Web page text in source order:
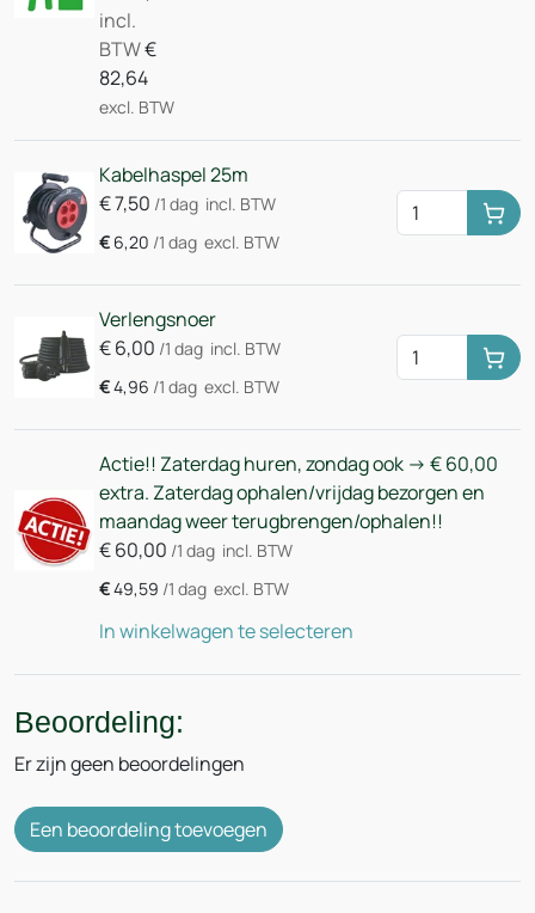
incl.
BTW€
82,64
excl. BTW
Kabelhaspel 25m
€7,50 /1 dag incl. BTW
€ 6,20 /1 dag excl. BTW
Verlengsnoer
€6,00 /1 dag incl. BTW
€4,96 /1 dag excl. BTW
Actie!! Zaterdag huren, zondag ook -> € 60,00
extra. Zaterdag ophalen/vrijdag bezorgen en
maandag weer terugbrengen/ophalen!!
€60,00 /1 dag incl. BTW
€49,59 /1 dag excl. BTW
In winkelwagen te selecteren
Beoordeling:
Er zijn geen beoordelingen
Een beoordeling toevoegen